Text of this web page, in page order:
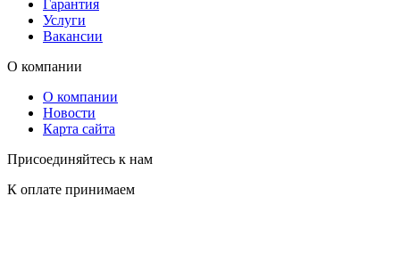
Гарантия
Услуги
Вакансии
О компании
О компании
Новости
Карта сайта
Присоединяйтесь к нам
К оплате принимаем